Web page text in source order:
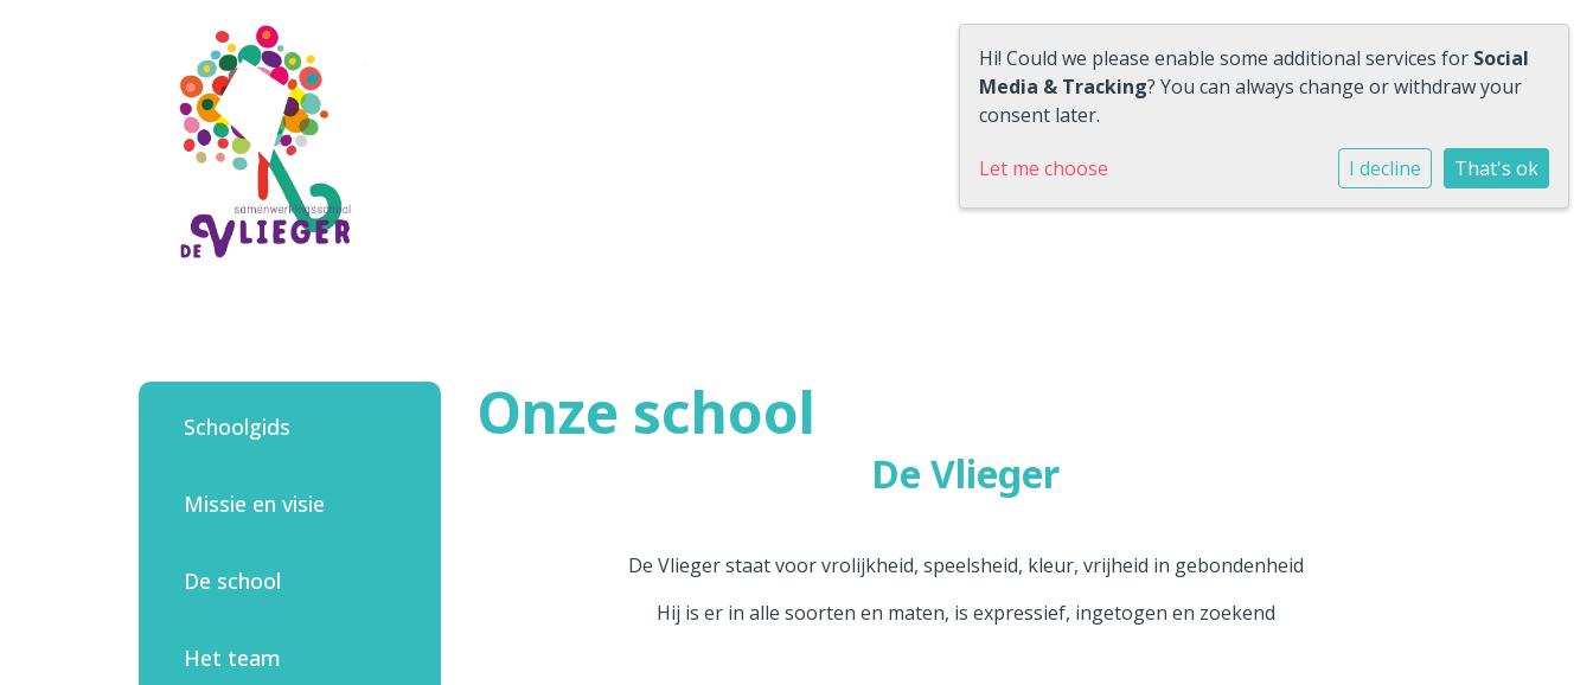
Onze school
Quadraten
Schoolgids
Missie en visie
De school
Het team
Onze school
De Vlieger
De Vlieger staat voor vrolijkheid, speelsheid, kleur, vrijheid in gebondenheid
Hij is er in alle soorten en maten, is expressief, ingetogen en zoekend
Hi! Could we please enable some additional services for Social
Media & Tracking? You can always change or withdraw your
consent later.
Let me choose I decline That's ok